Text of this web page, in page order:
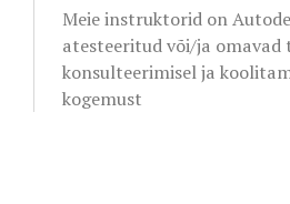
Meie instruktorid on
atesteeritud või/ja omavad
konsulteerimisel ja
kogemust